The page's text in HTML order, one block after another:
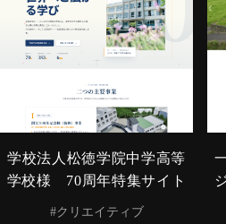
学校法人松徳学院中学高等
学校様 70周年特集サイト
#クリエイティブ